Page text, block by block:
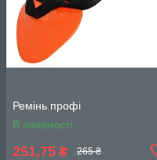
Ремінь профі
В наявності
251,75 ₴ 265 ₴